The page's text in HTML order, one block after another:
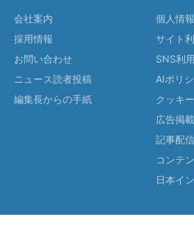
会社案内
採用情報
お問い合わせ
ニュース読者投稿
編集長からの手紙
個人情
サイト
SNS利
AIポリ
クッキ
広告掲載
記事配信
コンテ
日本イ